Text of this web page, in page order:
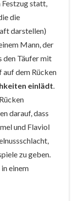
Festzug statt,
die
darstellen)
Mann, der
den Täufer mit
auf dem Rücken
einlädt.
darauf, dass
und Flaviol
zu geben.
einem